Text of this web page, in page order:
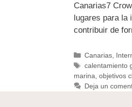
Canarias7
lugares para la
contribuir de
Canarias,
calentamiento
marina objetivos
Deja un